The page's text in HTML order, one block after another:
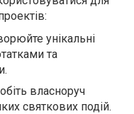
унікальні
та
власноруч
святкових подій.